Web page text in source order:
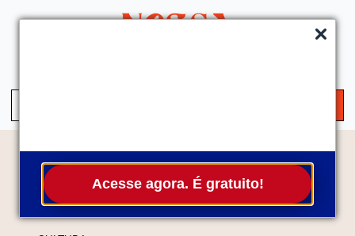
Acesse agora. É gratuito!
Temas